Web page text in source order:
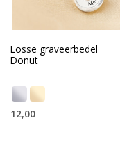
Losse graveerbedel
Donut
12,00